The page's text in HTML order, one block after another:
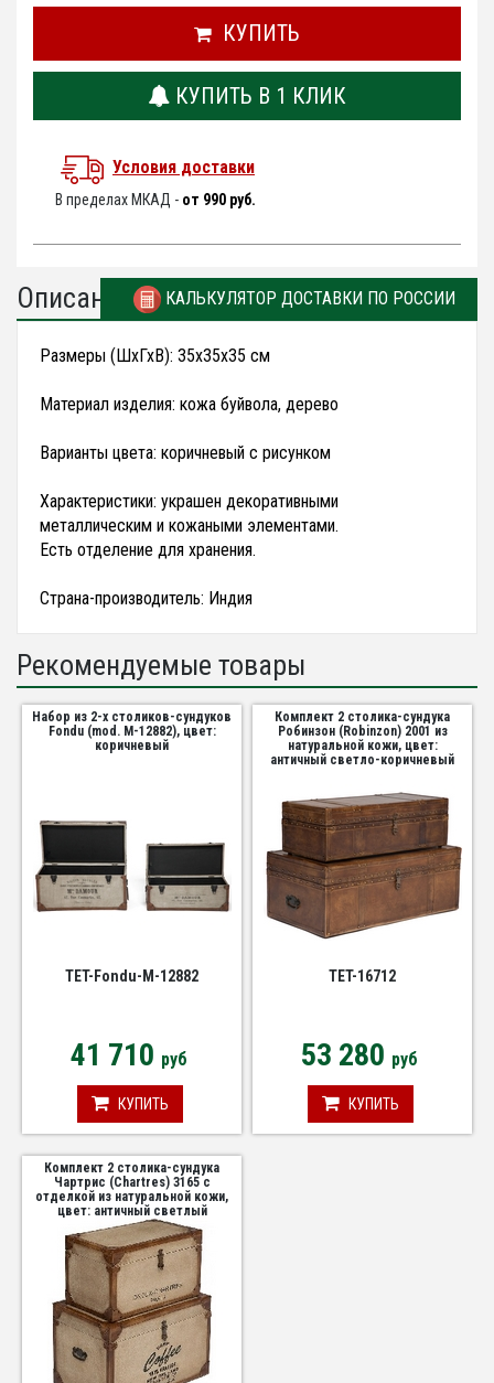
КУПИТЬ
КУПИТЬ В 1 КЛИК
Условия доставки
В пределах МКАД - от 990 руб.
Описание КАЛЬКУЛЯТОР ДОСТАВКИ ПО РОССИИ
Размеры (ШхГхВ): 35х35х35 см
Материал изделия: кожа буйвола, дерево
Варианты цвета: коричневый с рисунком
Характеристики: украшен декоративными
металлическим и кожаными элементами.
Есть отделение для хранения.
Страна-производитель: Индия
Рекомендуемые товары
Набор из 2-х столиков-сундуков
Fondu (mod. М-12882), цвет:
коричневый
TET-Fondu-M-12882
41 710 руб
КУПИТЬ
Комплект 2 столика-сундука
Робинзон (Robinzon) 2001 из
натуральной кожи, цвет:
античный светло-коричневый
TET-16712
53 280 руб
КУПИТЬ
Комплект 2 столика-сундука
Чартрис (Chartres) 3165 с
отделкой из натуральной кожи,
цвет: античный светлый